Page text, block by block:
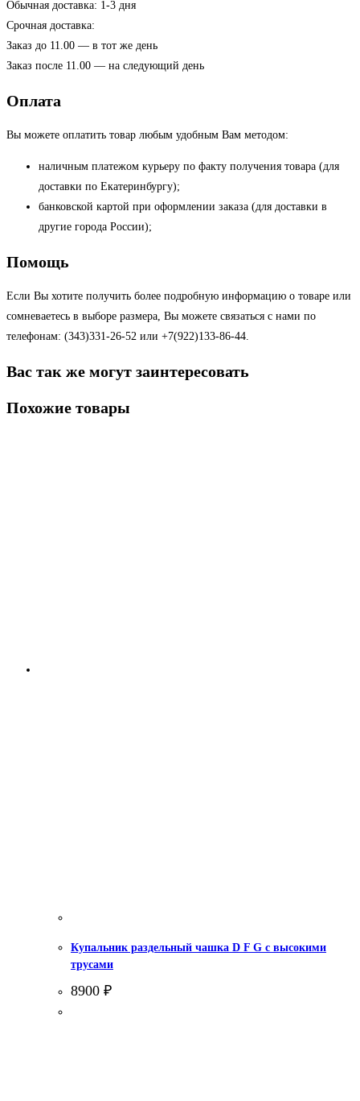
Обычная доставка: 1-3 дня
Срочная доставка:
Заказ до 11.00 — в тот же день
Заказ после 11.00 — на следующий день
Оплата
Вы можете оплатить товар любым удобным Вам методом:
наличным платежом курьеру по факту получения товара (для
доставки по Екатеринбургу);
банковской картой при оформлении заказа (для доставки в
другие города России);
Помощь
Если Вы хотите получить более подробную информацию о товаре или
сомневаетесь в выборе размера, Вы можете связаться с нами по
телефонам: (343)331-26-52 или +7(922)133-86-44.
Вас так же могут заинтересовать
Похожие товары
Купальник раздельный чашка D F G с высокими
трусами
8900 ₽